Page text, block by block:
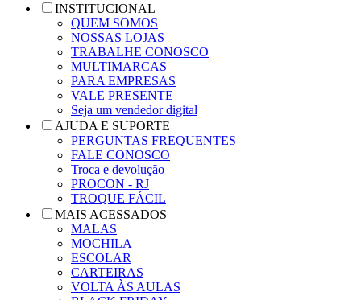
INSTITUCIONAL
QUEM SOMOS
NOSSAS LOJAS
TRABALHE CONOSCO
MULTIMARCAS
PARA EMPRESAS
VALE PRESENTE
Seja um vendedor digital
AJUDA E SUPORTE
PERGUNTAS FREQUENTES
FALE CONOSCO
Troca e devolução
PROCON - RJ
TROQUE FÁCIL
MAIS ACESSADOS
MALAS
MOCHILA
ESCOLAR
CARTEIRAS
VOLTA ÀS AULAS